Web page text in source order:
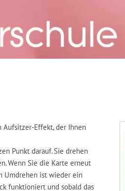
Aufsitzer-Effekt, der Ihnen
Punkt darauf. Sie drehen
Wenn Sie die Karte erneut
Umdrehen ist wieder ein
funktioniert und sobald das